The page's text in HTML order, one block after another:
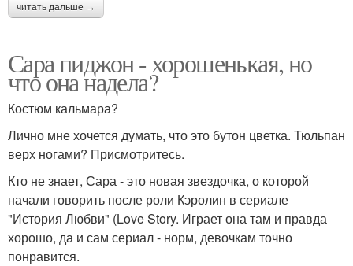
читать дальше →
Сара пиджон - хорошенькая, но
что она надела?
Костюм кальмара?
Лично мне хочется думать, что это бутон цветка. Тюльпан
верх ногами? Присмотритесь.
Кто не знает, Сара - это новая звездочка, о которой
начали говорить после роли Кэролин в сериале
"История Любви" (Love Story. Играет она там и правда
хорошо, да и сам сериал - норм, девочкам точно
понравится.